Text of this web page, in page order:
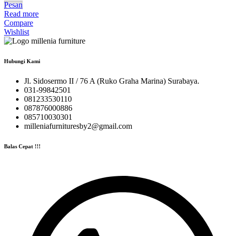
Pesan
Read more
Compare
Wishlist
Hubungi Kami
Jl. Sidosermo II / 76 A (Ruko Graha Marina) Surabaya.
031-99842501
081233530110
087876000886
085710030301
milleniafurnituresby2@gmail.com
Balas Cepat !!!